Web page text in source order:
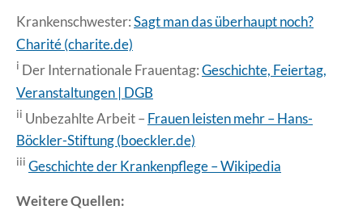
Krankenschwester:Sagt man das überhaupt noch?
Charité (charite.de)
i Der Internationale Frauentag:Geschichte, Feiertag,
Veranstaltungen | DGB
ii Unbezahlte Arbeit – Frauen leisten mehr – Hans-
Böckler-Stiftung (boeckler.de)
iii Geschichte der Krankenpflege – Wikipedia
Weitere Quellen: